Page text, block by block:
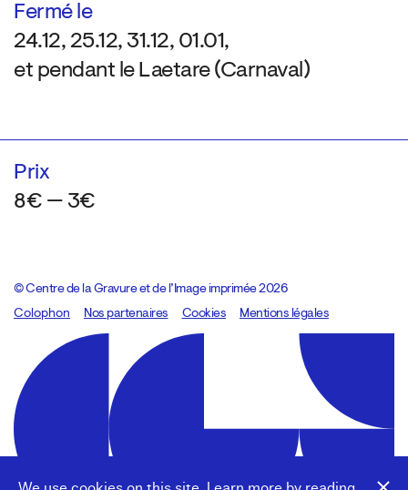
Fermé le
24.12, 25.12, 31.12, 01.01,
et pendant le Laetare (Carnaval)
Prix
8€ — 3€
© Centre de la Gravure et de l’Image imprimée 2026
Colophon
Design:Marcel Kaczmarek, code:8080.studio
Nos partenaires Cookies Mentions légales